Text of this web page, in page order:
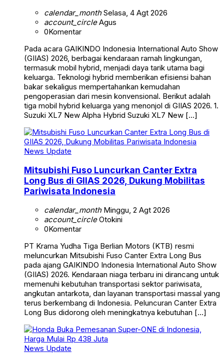
calendar_monthSelasa, 4 Agt 2026
account_circleAgus
0Komentar
Pada acara GAIKINDO Indonesia International Auto Show
(GIIAS) 2026, berbagai kendaraan ramah lingkungan,
termasuk mobil hybrid, menjadi daya tarik utama bagi
keluarga. Teknologi hybrid memberikan efisiensi bahan
bakar sekaligus mempertahankan kemudahan
pengoperasian dari mesin konvensional. Berikut adalah
tiga mobil hybrid keluarga yang menonjol di GIIAS 2026. 1.
Suzuki XL7 New Alpha Hybrid Suzuki XL7 New […]
News Update
Mitsubishi Fuso Luncurkan Canter Extra
Long Bus di GIIAS 2026, Dukung Mobilitas
Pariwisata Indonesia
calendar_monthMinggu, 2 Agt 2026
account_circleOtokini
0Komentar
PT Krama Yudha Tiga Berlian Motors (KTB) resmi
meluncurkan Mitsubishi Fuso Canter Extra Long Bus
pada ajang GAIKINDO Indonesia International Auto Show
(GIIAS) 2026. Kendaraan niaga terbaru ini dirancang untuk
memenuhi kebutuhan transportasi sektor pariwisata,
angkutan antarkota, dan layanan transportasi massal yang
terus berkembang di Indonesia. Peluncuran Canter Extra
Long Bus didorong oleh meningkatnya kebutuhan […]
News Update